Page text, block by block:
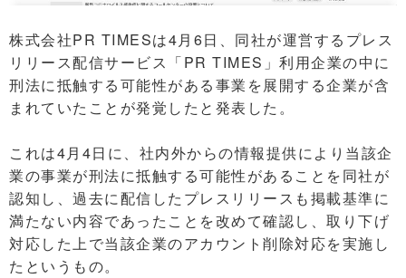
株式会社PR TIMESは4月6日、同社が運営するプレス
リリース配信サービス「PR TIMES」利用企業の中に
刑法に抵触する可能性がある事業を展開する企業が含
まれていたことが発覚したと発表した。
これは4月4日に、社内外からの情報提供により当該企
業の事業が刑法に抵触する可能性があることを同社が
認知し、過去に配信したプレスリリースも掲載基準に
満たない内容であったことを改めて確認し、取り下げ
対応した上で当該企業のアカウント削除対応を実施し
たというもの。